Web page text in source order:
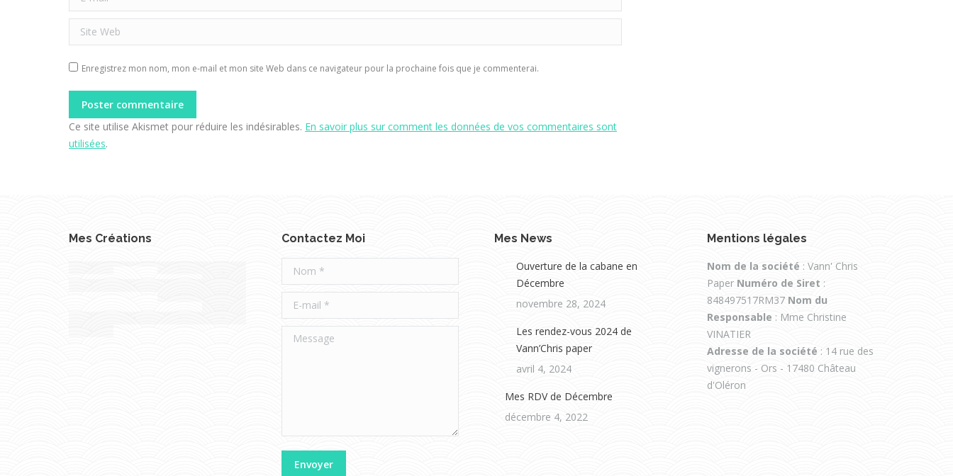
Site Web
Enregistrez mon nom, mon e-mail et mon site Web dans ce navigateur pour la prochaine fois que je commenterai.
Poster commentaire
Ce site utilise Akismet pour réduire les indésirables. En savoir plus sur comment les données de vos commentaires sont
utilisées.
Mes Créations Contactez Moi
Nom *
E-mail *
Message
Envoyer
Mes News
Ouverture de la cabane en
Décembre
novembre 28, 2024
Les rendez-vous 2024 de
Vann’Chris paper
avril 4, 2024
Mes RDV de Décembre
décembre 4, 2022
Mentions légales
Nom de la société : Vann' Chris
Paper Numéro de Siret :
848497517RM37 Nom du
Responsable : Mme Christine
VINATIER
Adresse de la société : 14 rue des
vignerons - Ors - 17480 Château
d'Oléron